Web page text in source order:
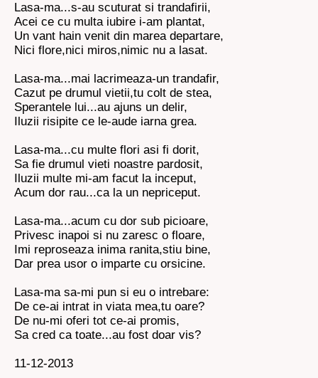
Lasa-ma...s-au scuturat si trandafirii,
Acei ce cu multa iubire i-am plantat,
Un vant hain venit din marea departare,
Nici flore,nici miros,nimic nu a lasat.
Lasa-ma...mai lacrimeaza-un trandafir,
Cazut pe drumul vietii,tu colt de stea,
Sperantele lui...au ajuns un delir,
Iluzii risipite ce le-aude iarna grea.
Lasa-ma...cu multe flori asi fi dorit,
Sa fie drumul vieti noastre pardosit,
Iluzii multe mi-am facut la inceput,
Acum dor rau...ca la un nepriceput.
Lasa-ma...acum cu dor sub picioare,
Privesc inapoi si nu zaresc o floare,
Imi reproseaza inima ranita,stiu bine,
Dar prea usor o imparte cu orsicine.
Lasa-ma sa-mi pun si eu o intrebare:
De ce-ai intrat in viata mea,tu oare?
De nu-mi oferi tot ce-ai promis,
Sa cred ca toate...au fost doar vis?
11-12-2013